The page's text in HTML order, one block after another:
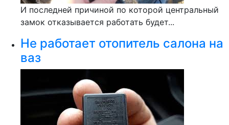
И последней причиной по которой центральный
замок отказывается работать будет...
Не работает отопитель салона на
ваз